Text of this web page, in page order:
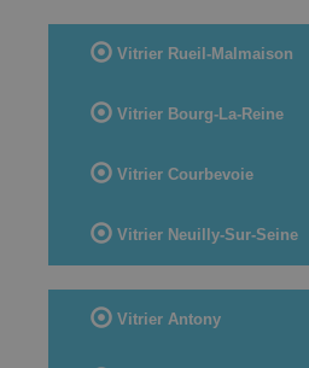
Vitrier Rueil-Malmaison
Vitrier Bourg-La-Reine
Vitrier Courbevoie
Vitrier Neuilly-Sur-Seine
Vitrier Antony